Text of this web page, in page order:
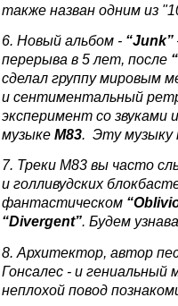
также назван одним из
6. Новый альбом - “Junk”
перерыва в 5 лет, после
сделал группу мировым
и сентиментальный
эксперимент со
музыке М83. Эту музыку
7. Треки М83 вы часто
и голливудских
фантастическом
“Divergent”. Будем
8. Архитектор, автор
Гонсалес - и
неплохой повод